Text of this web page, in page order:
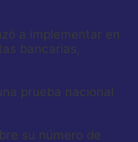
a implementar en
bancarias,
prueba nacional
su número de